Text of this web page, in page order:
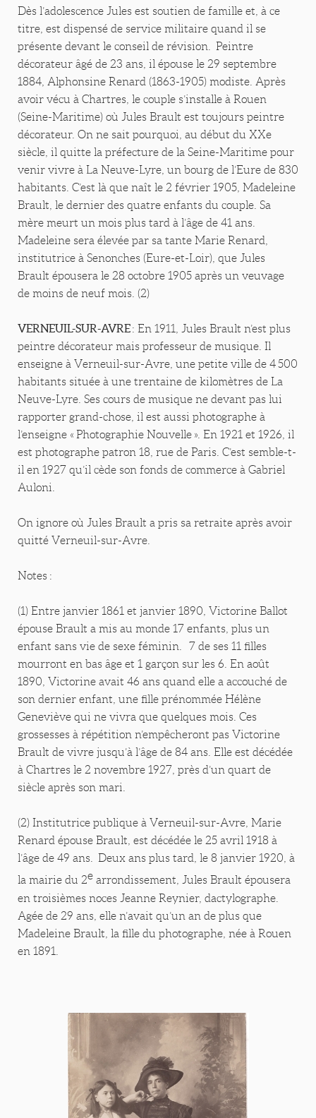
Dès l’adolescence Jules est soutien de famille et, à ce
titre, est dispensé de service militaire quand il se
présente devant le conseil de révision. Peintre
décorateur âgé de 23 ans, il épouse le 29 septembre
1884, Alphonsine Renard (1863-1905) modiste. Après
avoir vécu à Chartres, le couple s’installe à Rouen
(Seine-Maritime) où Jules Brault est toujours peintre
décorateur. On ne sait pourquoi, au début du XXe
siècle, il quitte la préfecture de la Seine-Maritime pour
venir vivre à La Neuve-Lyre, un bourg de l’Eure de 830
habitants. C’est là que naît le 2 février 1905, Madeleine
Brault, le dernier des quatre enfants du couple. Sa
mère meurt un mois plus tard à l’âge de 41 ans.
Madeleine sera élevée par sa tante Marie Renard,
institutrice à Senonches (Eure-et-Loir), que Jules
Brault épousera le 28 octobre 1905 après un veuvage
de moins de neuf mois. (2)
VERNEUIL-SUR-AVRE: En 1911, Jules Brault n’est plus
peintre décorateur mais professeur de musique. Il
enseigne à Verneuil-sur-Avre, une petite ville de 4 500
habitants située à une trentaine de kilomètres de La
Neuve-Lyre. Ses cours de musique ne devant pas lui
rapporter grand-chose, il est aussi photographe à
l’enseigne « Photographie Nouvelle ». En 1921 et 1926, il
est photographe patron 18, rue de Paris. C’est semble-t-
il en 1927 qu’il cède son fonds de commerce à Gabriel
Auloni.
On ignore où Jules Brault a pris sa retraite après avoir
quitté Verneuil-sur-Avre.
Notes :
(1) Entre janvier 1861 et janvier 1890, Victorine Ballot
épouse Brault a mis au monde 17 enfants, plus un
enfant sans vie de sexe féminin. 7 de ses 11 filles
mourront en bas âge et 1 garçon sur les 6. En août
1890, Victorine avait 46 ans quand elle a accouché de
son dernier enfant, une fille prénommée Hélène
Geneviève qui ne vivra que quelques mois. Ces
grossesses à répétition n’empêcheront pas Victorine
Brault de vivre jusqu’à l’âge de 84 ans. Elle est décédée
à Chartres le 2 novembre 1927, près d’un quart de
siècle après son mari.
(2) Institutrice publique à Verneuil-sur-Avre, Marie
Renard épouse Brault, est décédée le 25 avril 1918 à
l’âge de 49 ans. Deux ans plus tard, le 8 janvier 1920, à
la mairie du 2e arrondissement, Jules Brault épousera
en troisièmes noces Jeanne Reynier, dactylographe.
Agée de 29 ans, elle n’avait qu’un an de plus que
Madeleine Brault, la fille du photographe, née à Rouen
en 1891.